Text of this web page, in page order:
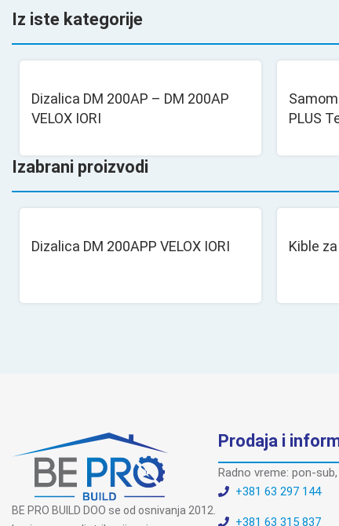
Iz iste kategorije
Dizalica DM 200AP – DM 200AP
VELOX IORI
PLUS
Izabrani proizvodi
Dizalica DM 200APP VELOX IORI Kible
BE PRO BUILD DOO se od osnivanja 2012.
Prodaja i
Radno vreme: pon-
+381 63 297 144
+381 63 315 837